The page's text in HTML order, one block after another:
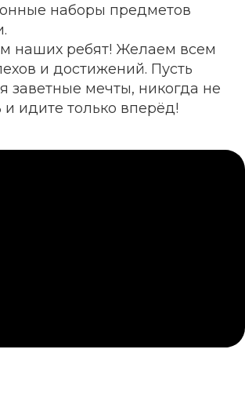
наборы предметов
наших ребят! Желаем всем
и достижений. Пусть
заветные мечты, никогда не
и идите только вперёд!